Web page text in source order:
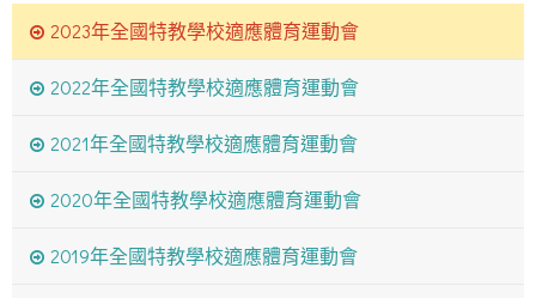
報名。
2023年全國特教學校適應體育運動會
2022年全國特教學校適應體育運動會
2021年全國特教學校適應體育運動會
2020年全國特教學校適應體育運動會
2019年全國特教學校適應體育運動會